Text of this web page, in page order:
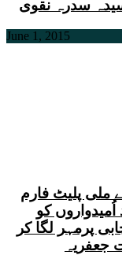
سدرہ نقوی
June 1, 2015
8 جون کو اپنے ملی پلیٹ فارم
کو
پرمہر لگا کر
جعفریہ